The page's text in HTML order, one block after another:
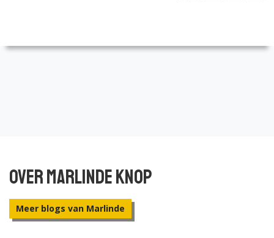
Over Marlinde Knop
Meer blogs van Marlinde